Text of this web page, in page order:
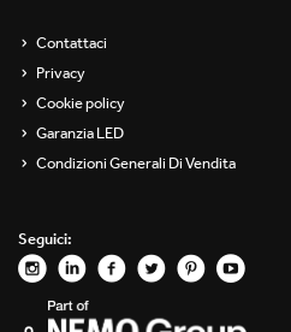
Unit Channel
Unit Round
Yori Evo 48V
Yori Evo Box
Contattaci
Privacy
Cookie policy
Garanzia LED
Condizioni Generali Di Vendita
Seguici: